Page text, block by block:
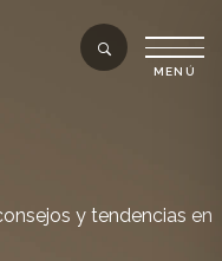
y tendencias en